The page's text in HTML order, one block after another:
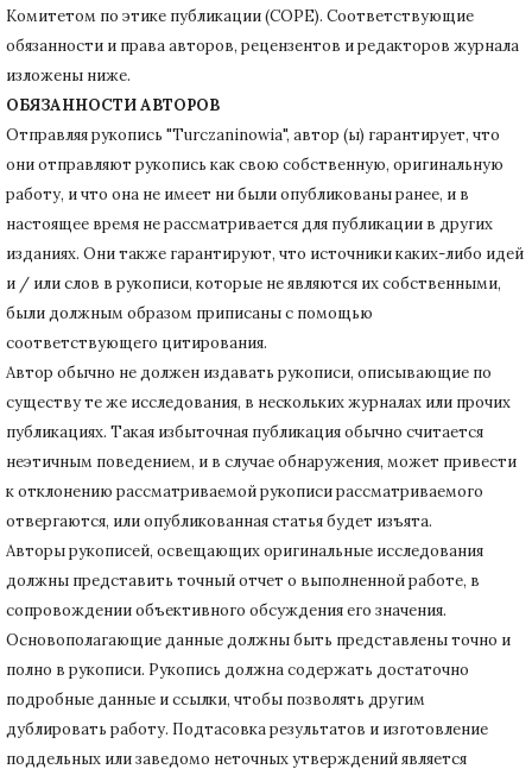
Комитетом по этике публикации (COPE). Соответствующие
обязанности и права авторов, рецензентов и редакторов журнала
изложены ниже.
ОБЯЗАННОСТИ АВТОРОВ
Отправляя рукопись "Turczaninowia", автор (ы) гарантирует, что
они отправляют рукопись как свою собственную, оригинальную
работу, и что она не имеет ни были опубликованы ранее, и в
настоящее время не рассматривается для публикации в других
изданиях. Они также гарантируют, что источники каких-либо идей
и / или слов в рукописи, которые не являются их собственными,
были должным образом приписаны с помощью
соответствующего цитирования.
Автор обычно не должен издавать рукописи, описывающие по
существу те же исследования, в нескольких журналах или прочих
публикациях. Такая избыточная публикация обычно считается
неэтичным поведением, и в случае обнаружения, может привести
к отклонению рассматриваемой рукописи рассматриваемого
отвергаются, или опубликованная статья будет изъята.
Авторы рукописей, освещающих оригинальные исследования
должны представить точный отчет о выполненной работе, в
сопровождении объективного обсуждения его значения.
Основополагающие данные должны быть представлены точно и
полно в рукописи. Рукопись должна содержать достаточно
подробные данные и ссылки, чтобы позволять другим
дублировать работу. Подтасовка результатов и изготовление
поддельных или заведомо неточных утверждений является